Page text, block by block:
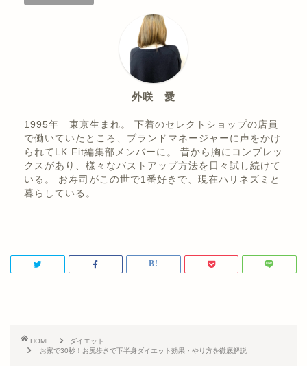
外咲 愛
1995年 東京生まれ。 下着のセレクトショップの店員
で働いていたところ、ブランドマネージャーに声をかけ
られてLK.Fit編集部メンバーに。 昔から胸にコンプレッ
クスがあり、様々なバストアップ方法を日々試し続けて
いる。 お寿司がこの世で1番好きで、現在ハリネズミと
暮らしている。
HOME
ダイエット
お家で30秒！お尻歩きで下半身ダイエット効果・やり方を徹底解説